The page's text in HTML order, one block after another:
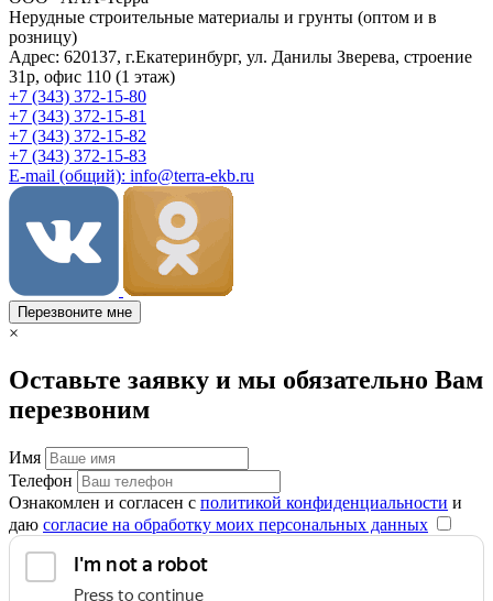
Нерудные строительные материалы и грунты (оптом и в
розницу)
Адрес: 620137, г.Екатеринбург, ул. Данилы Зверева, строение
31р, офис 110 (1 этаж)
+7 (343) 372-15-80
+7 (343) 372-15-81
+7 (343) 372-15-82
+7 (343) 372-15-83
E-mail (общий): info@terra-ekb.ru
Перезвоните мне
×
Оставьте заявку и мы обязательно Вам
перезвоним
Имя
Телефон
Ознакомлен и согласен с политикой конфиденциальности и
даю согласие на обработку моих персональных данных